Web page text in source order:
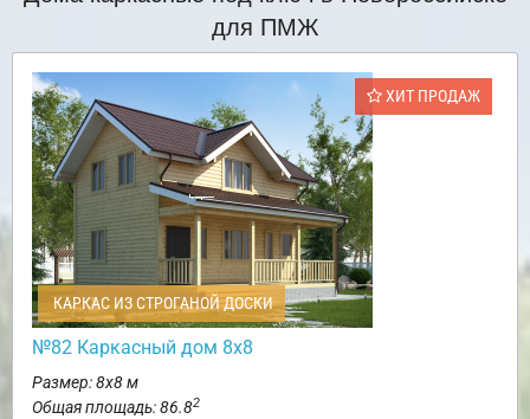
для ПМЖ
ХИТ ПРОДАЖ
КАРКАС ИЗ СТРОГАНОЙ ДОСКИ
№82 Каркасный дом 8х8
Размер: 8х8 м
Общая площадь: 86.82